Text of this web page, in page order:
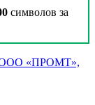
символов за
«ПРОМТ»,